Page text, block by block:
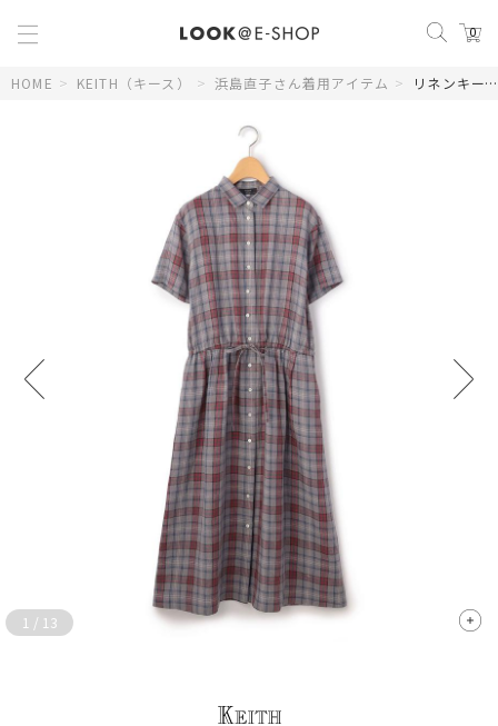
0
HOME > KEITH（キース） > 浜島直子さん着用アイテム > リネンキースチェックワンピース
1 / 13